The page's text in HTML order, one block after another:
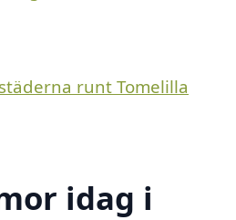
runt Tomelilla
idag i